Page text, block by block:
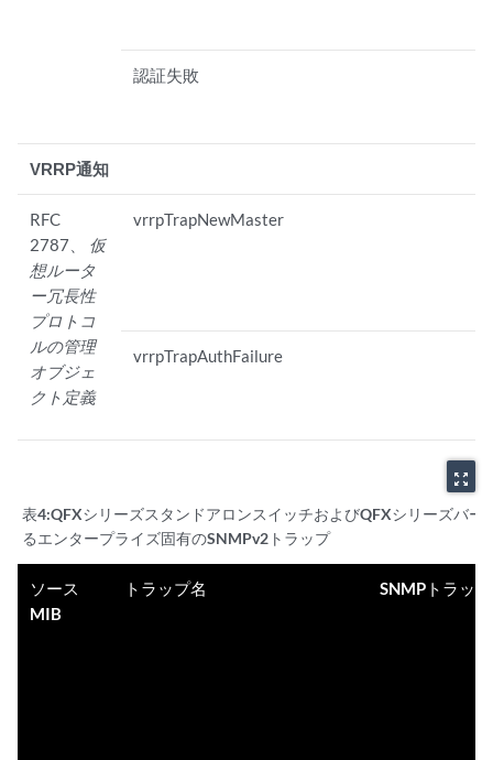
認証失敗
VRRP通知
RFC
2787、 仮
想ルータ
ー冗長性
プロトコ
ルの管理
オブジェ
クト定義
vrrpTrapNewMaster
vrrpTrapAuthFailure
zoom_out_map
表4:QFXシリーズスタンドアロンスイッチおよびQFXシリーズバー
るエンタープライズ固有のSNMPv2トラップ
ソース
MIB
トラップ名 SNMPトラッ